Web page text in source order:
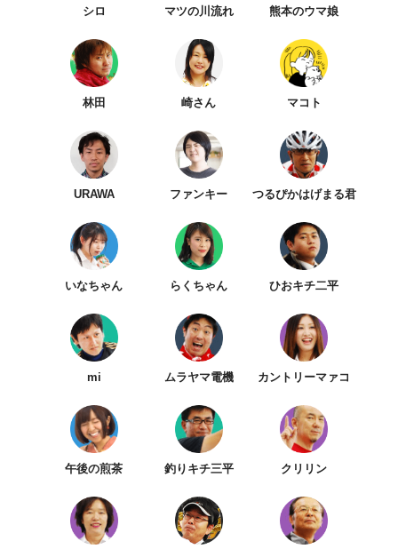
シロ マツの川流れ 熊本のウマ娘
林田 崎さん マコト
URAWA ファンキー つるぴかはげまる君
いなちゃん らくちゃん ひおキチ二平
mi ムラヤマ電機 カントリーマァコ
午後の煎茶 釣りキチ三平 クリリン